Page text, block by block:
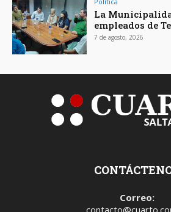
La
empleados de
7 de agosto, 2026
Correo: